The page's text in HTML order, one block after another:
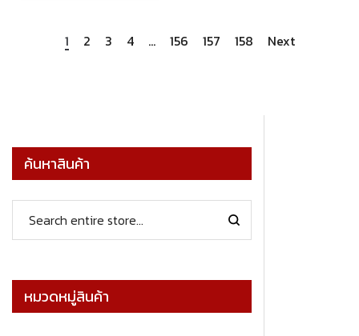
1 2 3 4 … 156 157 158 Next
ค้นหาสินค้า
หมวดหมู่สินค้า